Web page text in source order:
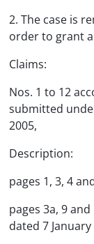
2. The case is
order to grant
Claims:
Nos. 1 to 12
submitted
2005,
Description:
pages 1, 3, 4
pages 3a, 9
dated 7 January